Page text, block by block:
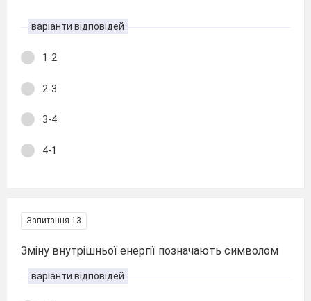
варіанти відповідей
1-2
2-3
3-4
4-1
Запитання 13
Зміну внутрішньої енергії позначають символом
варіанти відповідей